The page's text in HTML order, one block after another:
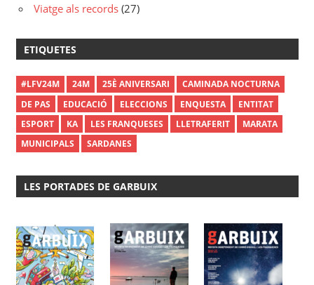
Viatge als records (27)
ETIQUETES
#LFV24M 24M 25È ANIVERSARI
CAMINADA NOCTURNA
DE PAS
EDUCACIÓ ELECCIONS ENQUESTA
ENTITAT
ESPORT
KA LES FRANQUESES LLETRAFERIT
MARATA
MUNICIPALS
SARDANES
LES PORTADES DE GARBUIX